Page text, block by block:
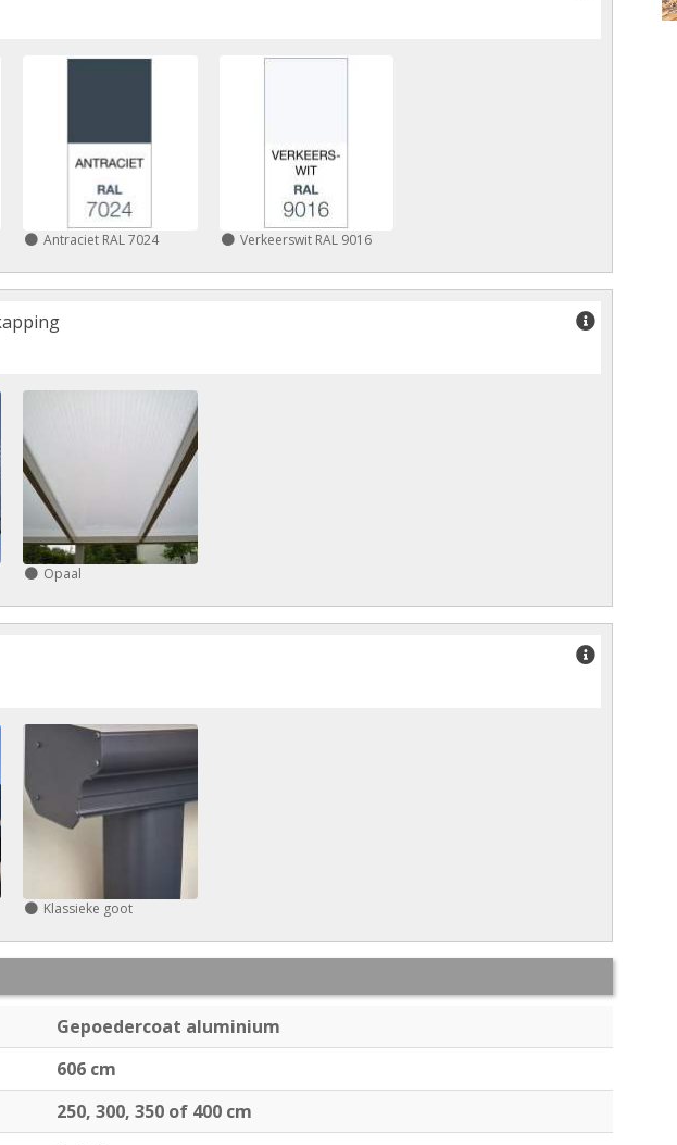
Antraciet RAL 7024 Verkeerswit RAL 9016
Opaal
Klassieke goot
Gepoedercoat aluminium
606 cm
250, 300, 350 of 400 cm